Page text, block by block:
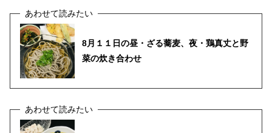
8月１１日の昼・ざる蕎麦、夜・鶏真丈と野
菜の炊き合わせ